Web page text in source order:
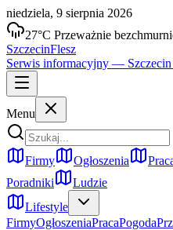
niedziela, 9 sierpnia 2026
27°C Przeważnie
SzczecinFlesz
Serwis informacyjny — Szczecin
Menu
Firmy Ogłoszenia
Poradniki
Ludzie
Lifestyle
FirmyOgłoszeniaPracaPogoda